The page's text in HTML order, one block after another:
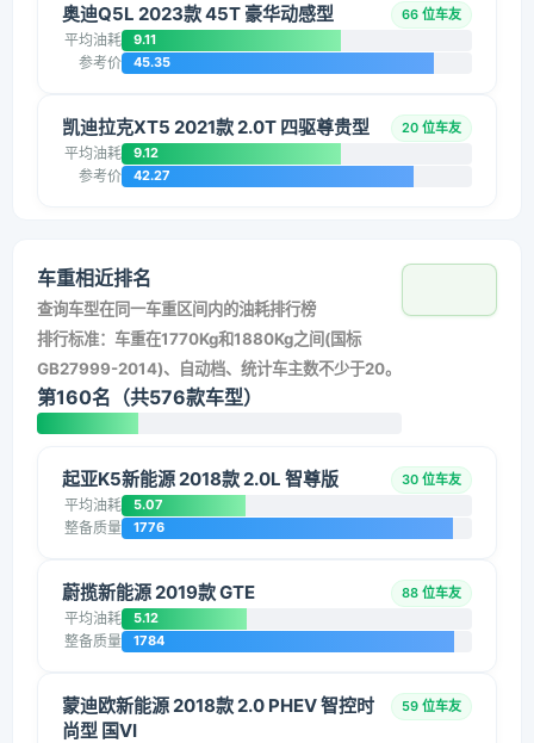
奥迪Q5L 2023款 45T 豪华动感型 66 位车友
平均油耗 9.11
参考价 45.35
凯迪拉克XT5 2021款 2.0T 四驱尊贵型 20 位车友
平均油耗 9.12
参考价 42.27
车重相近排名
查询车型在同一车重区间内的油耗排行榜
排行标准：车重在1770Kg和1880Kg之间(国标
GB27999-2014)、自动档、统计车主数不少于20。
第160名（共576款车型）
起亚K5新能源 2018款 2.0L 智尊版 30 位车友
平均油耗 5.07
整备质量 1776
蔚揽新能源 2019款 GTE 88 位车友
平均油耗 5.12
整备质量 1784
蒙迪欧新能源 2018款 2.0 PHEV 智控时
尚型 国VI
59 位车友